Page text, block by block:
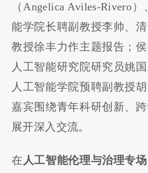
（Angelica Aviles-Rivero
能学院长聘副教授李帅、
教授徐丰力作主题报告；
人工智能研究院研究员姚
人工智能学院预聘副教授
嘉宾围绕青年科研创新、
展开深入交流。
在 人工智能伦理与治理专场